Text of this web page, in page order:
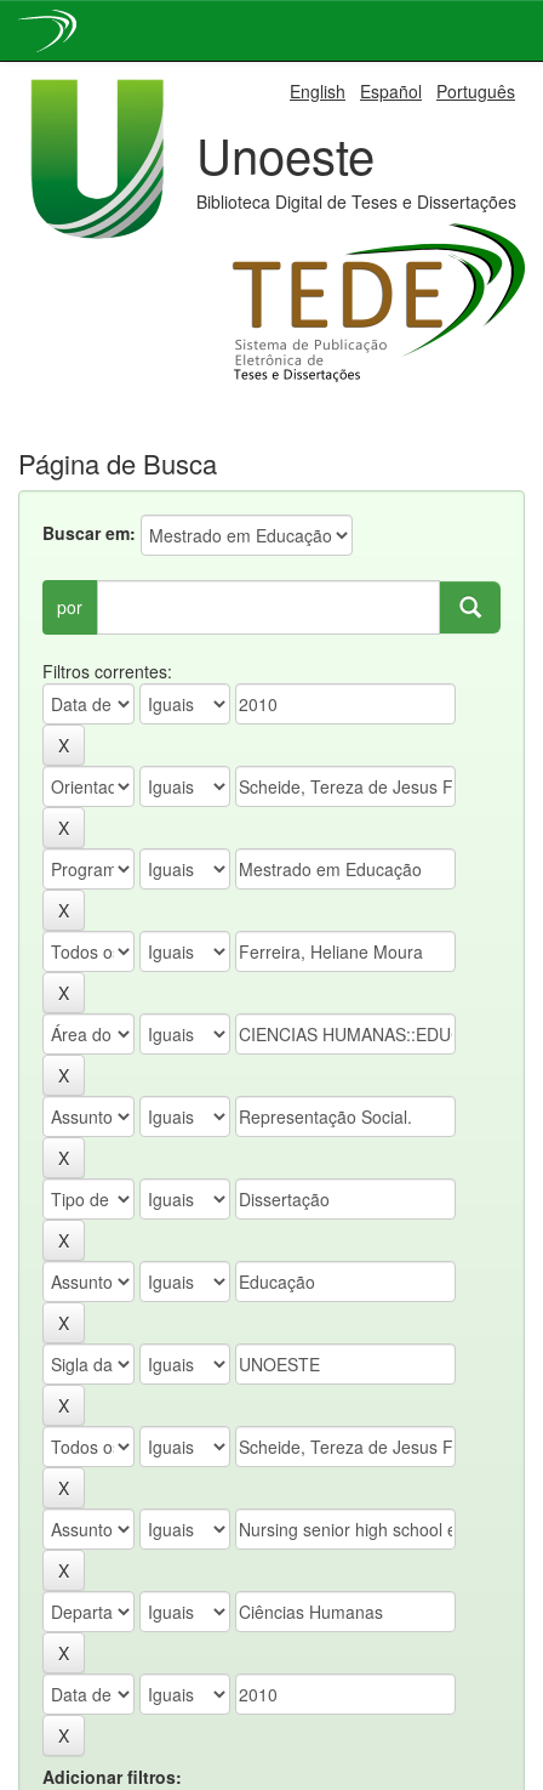
English Español Português
Unoeste
Biblioteca Digital de Teses e Dissertações
Página de Busca
Buscar em:
por
Filtros correntes:
Adicionar filtros: